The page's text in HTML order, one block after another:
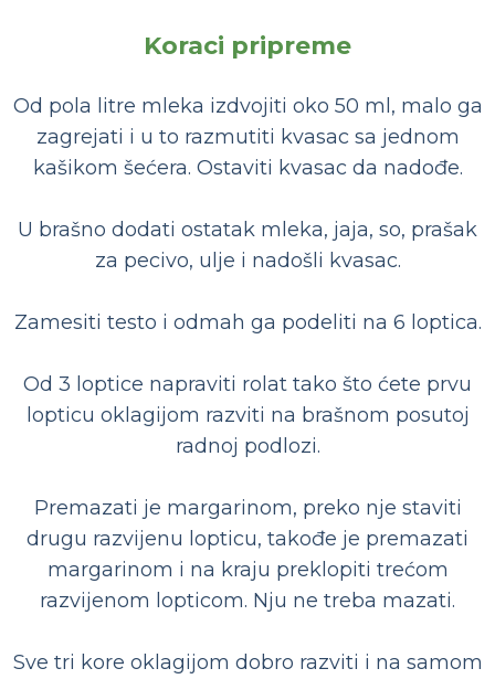
Koraci pripreme
Od pola litre mleka izdvojiti oko 50 ml, malo ga
zagrejati i u to razmutiti kvasac sa jednom
kašikom šećera. Ostaviti kvasac da nadođe.
U brašno dodati ostatak mleka, jaja, so, prašak
za pecivo, ulje i nadošli kvasac.
Zamesiti testo i odmah ga podeliti na 6 loptica.
Od 3 loptice napraviti rolat tako što ćete prvu
lopticu oklagijom razviti na brašnom posutoj
radnoj podlozi.
Premazati je margarinom, preko nje staviti
drugu razvijenu lopticu, takođe je premazati
margarinom i na kraju preklopiti trećom
razvijenom lopticom. Nju ne treba mazati.
Sve tri kore oklagijom dobro razviti i na samom